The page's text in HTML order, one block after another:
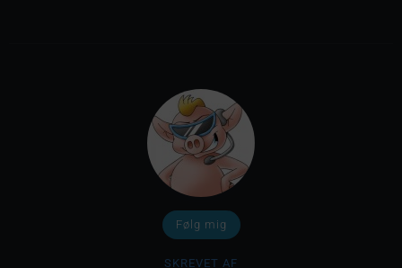
Følg mig
SKREVET AF